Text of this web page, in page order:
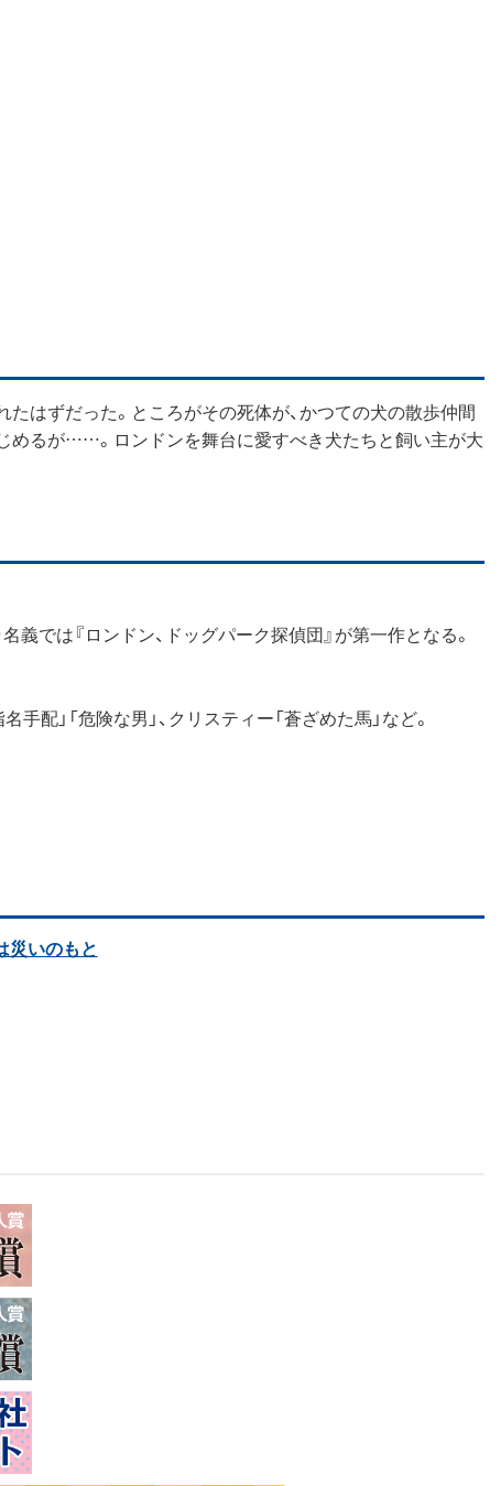
はずだった。ところがその死体が、かつての犬の散歩仲間
めるが……。ロンドンを舞台に愛すべき犬たちと飼い主が大
義では『ロンドン、ドッグパーク探偵団』が第一作となる。
配」「危険な男」、クリスティー「蒼ざめた馬」など。
災いのもと